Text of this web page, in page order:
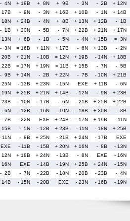
- 4N + 19B + 8N + 9B - 3N - 2B + 12N
17B - 9N - 3N + 16B + 10B - 1N + 14B
18N + 24B - 4N + 8B + 13N + 12B - 1B
- 1B + 20N - 5B - 7N + 22B + 21N + 17N
13N + 6B - 1B - 5N - 4N + 15B = 3N
- 3N = 16B + 11N + 17B - 6N + 13B - 2N
20B + 21N - 10B = 12N + 19B - 14N + 18B
22B = 17N + 19N = 11B + 15B - 7N - 5B
- 9B + 14N - 2B + 22N - 7B - 10N + 21B
25N - 13B + 23N - 15N EXE + 11B - 6N
19N + 25B + 21N + 14B - 12N - 9N + 23B
23B = 10N = 17B - 6N - 21B + 25N + 22B
- 6N = 12B = 16N - 10N = 18B + 20N - 8B
- 7B - 22N EXE + 24B = 17N + 19B - 11N
15B - 5N - 12B + 23B - 11N - 18N + 25B
11N - 8B + 25N - 21B + 24N - 17B EXE
EXE - 11B - 15B + 20N + 16N - 8B - 13N
12N + 18B + 24N - 13B - 8N EXE - 16N
16N EXE - 14B - 19N + 25B + 24N - 15N
- 2B - 7N - 22B - 18N - 20B - 23B - 4N
14B - 15N - 20B EXE - 23N - 16B - 19N